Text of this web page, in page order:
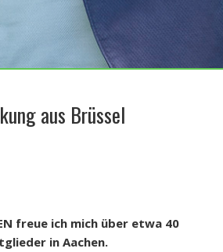
aus Brüssel
freue ich mich über etwa 40
in Aachen.